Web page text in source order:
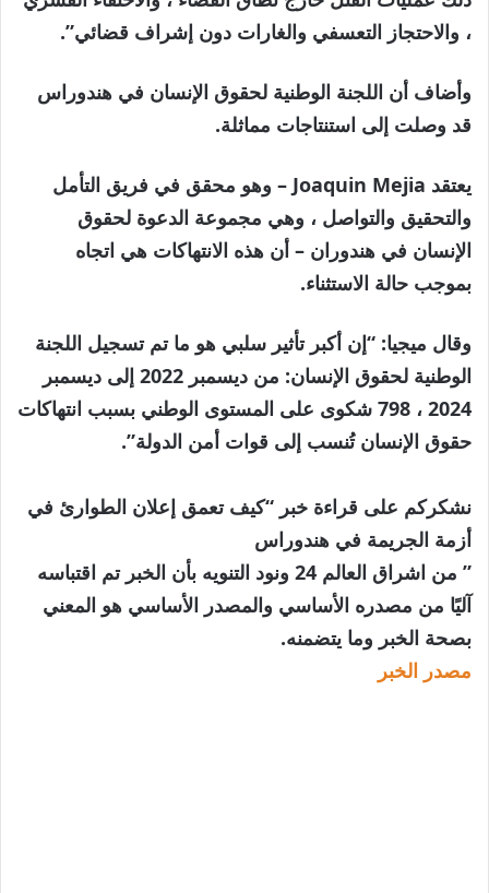
، والاحتجاز التعسفي والغارات دون إشراف قضائي”.
وأضاف أن اللجنة الوطنية لحقوق الإنسان في هندوراس
قد وصلت إلى استنتاجات مماثلة.
يعتقد Joaquin Mejia – وهو محقق في فريق التأمل
والتحقيق والتواصل ، وهي مجموعة الدعوة لحقوق
الإنسان في هندوران – أن هذه الانتهاكات هي اتجاه
بموجب حالة الاستثناء.
وقال ميجيا: “إن أكبر تأثير سلبي هو ما تم تسجيل اللجنة
الوطنية لحقوق الإنسان: من ديسمبر 2022 إلى ديسمبر
2024 ، 798 شكوى على المستوى الوطني بسبب انتهاكات
حقوق الإنسان تُنسب إلى قوات أمن الدولة”.
نشكركم على قراءة خبر “كيف تعمق إعلان الطوارئ في
أزمة الجريمة في هندوراس
” من اشراق العالم 24 ونود التنويه بأن الخبر تم اقتباسه
آليًا من مصدره الأساسي والمصدر الأساسي هو المعني
بصحة الخبر وما يتضمنه.
مصدر الخبر